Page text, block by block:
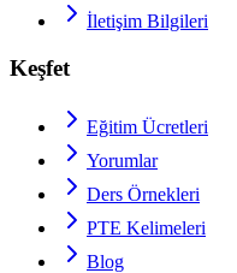
İletişim Bilgileri
Keşfet
Eğitim Ücretleri
Yorumlar
Ders Örnekleri
PTE Kelimeleri
Blog